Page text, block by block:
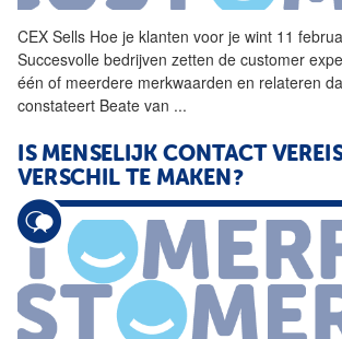
CEX Sells Hoe je klanten voor je wint 11
Succesvolle bedrijven zetten de customer
één of meerdere merkwaarden en relateren
constateert Beate van ...
IS MENSELIJK CONTACT
VERSCHIL TE MAKEN?